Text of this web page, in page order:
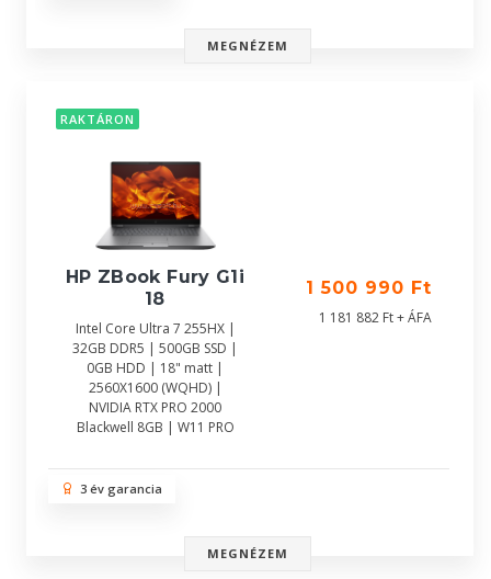
MEGNÉZEM
RAKTÁRON
HP ZBook Fury G1i
18
Intel Core Ultra 7 255HX |
32GB DDR5 | 500GB SSD |
0GB HDD | 18" matt |
2560X1600 (WQHD) |
NVIDIA RTX PRO 2000
Blackwell 8GB | W11 PRO
1 500 990 Ft
1 181 882 Ft + ÁFA
3 év garancia
MEGNÉZEM